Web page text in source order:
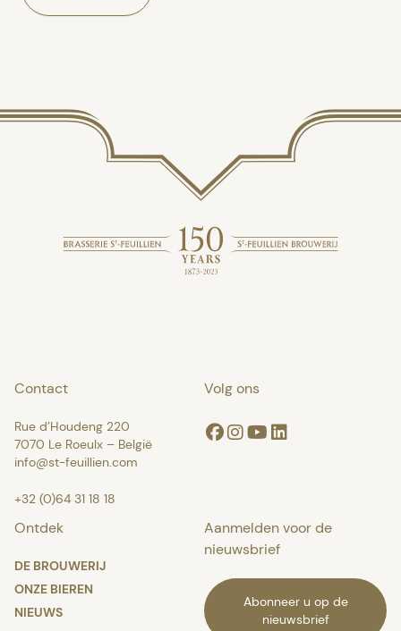
Contact
Rue d’Houdeng 220
7070 Le Roeulx – België
info@st-feuillien.com
+32 (0)64 31 18 18
Volg ons
Facebook
Instagram
YoutubeLinkedin
Ontdek
DE BROUWERIJ
ONZE BIEREN
NIEUWS
Aanmelden voor de
nieuwsbrief
Abonneer u op de
nieuwsbrief